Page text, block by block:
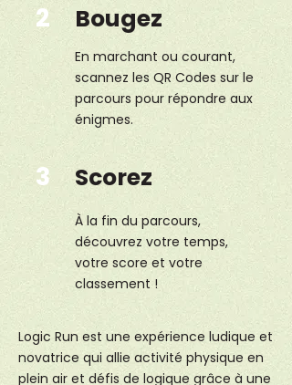
2 Bougez
En marchant ou courant,
scannez les QR Codes sur le
parcours pour répondre aux
énigmes.
3 Scorez
À la fin du parcours,
découvrez votre temps,
votre score et votre
classement !
Logic Run est une expérience ludique et
novatrice qui allie activité physique en
plein air et défis de logique grâce à une